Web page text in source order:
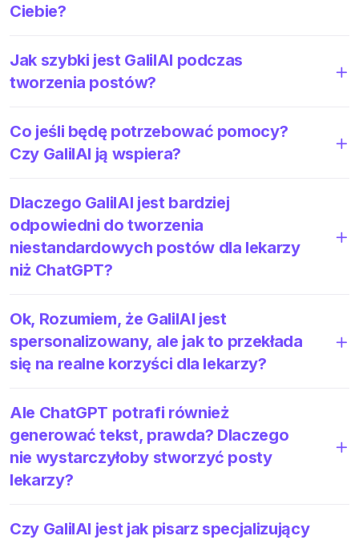
Ciebie?
Jak szybki jest GalilAI podczas
tworzenia postów?
Co jeśli będę potrzebować pomocy?
Czy GalilAI ją wspiera?
Dlaczego GalilAI jest bardziej
odpowiedni do tworzenia
niestandardowych postów dla lekarzy
niż ChatGPT?
Ok, Rozumiem, że GalilAI jest
spersonalizowany, ale jak to przekłada
się na realne korzyści dla lekarzy?
Ale ChatGPT potrafi również
generować tekst, prawda? Dlaczego
nie wystarczyłoby stworzyć posty
lekarzy?
Czy GalilAI jest jak pisarz specjalizujący